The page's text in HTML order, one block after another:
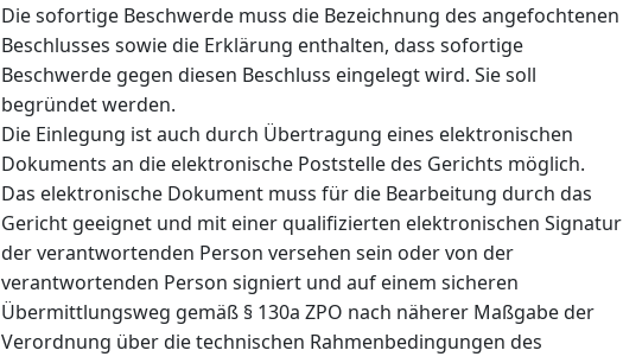
Die sofortige Beschwerde muss die Bezeichnung des angefochtenen
Beschlusses sowie die Erklärung enthalten, dass sofortige
Beschwerde gegen diesen Beschluss eingelegt wird. Sie soll
begründet werden.
Die Einlegung ist auch durch Übertragung eines elektronischen
Dokuments an die elektronische Poststelle des Gerichts möglich.
Das elektronische Dokument muss für die Bearbeitung durch das
Gericht geeignet und mit einer qualifizierten elektronischen Signatur
der verantwortenden Person versehen sein oder von der
verantwortenden Person signiert und auf einem sicheren
Übermittlungsweg gemäß § 130a ZPO nach näherer Maßgabe der
Verordnung über die technischen Rahmenbedingungen des